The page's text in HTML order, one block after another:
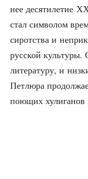
нее деся­ти­ле­тие
стал сим­во­лом
сирот­ства и
рус­ской
лите­ра­ту­ру, и
Пет­лю­ра
пою­щих хули­га­нов